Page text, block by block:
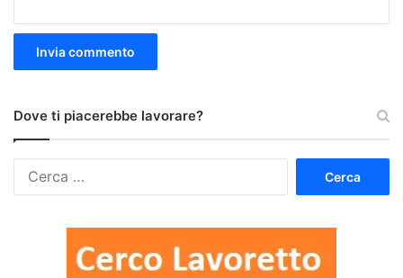
Dove ti piacerebbe lavorare?